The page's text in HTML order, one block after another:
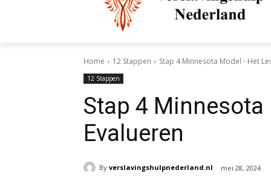
Home 12 Stappen Stap 4 Minnesota Model - Het
12 Stappen
Stap 4
Evalueren
By verslavingshulpnederland.nl mei 28, 2024